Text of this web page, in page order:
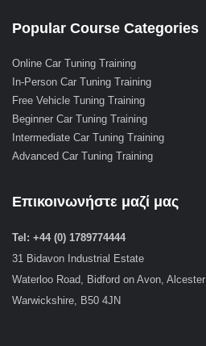
Popular Course Categories
Online Car Tuning Training
In-Person Car Tuning Training
Free Vehicle Tuning Training
Beginner Car Tuning Training
Intermediate Car Tuning Training
Advanced Car Tuning Training
Επικοινωνήστε μαζί μας
Tel: +44 (0) 1789774444
31 Bidavon Industrial Estate
Waterloo Road, Bidford on Avon, Alcester
Warwickshire, B50 4JN